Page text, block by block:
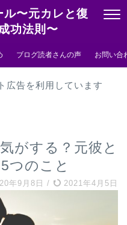
〜元カレと復
功法則〜
ブログ読者さんの声 お問い合
広告を利用しています
がする？元彼と
つのこと
年9月8日 / 2021年4月5日